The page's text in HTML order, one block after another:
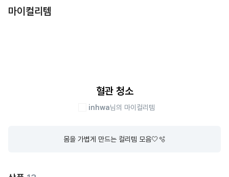
마이컬리템
혈관 청소
inhwa님의 마이컬리템
몸을 가볍게 만드는 컬리템 모음🤍🫧